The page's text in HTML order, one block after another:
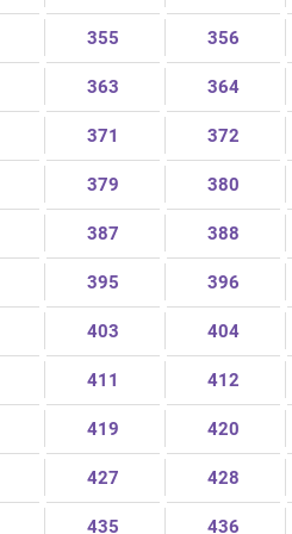
355 356
363 364
371 372
379 380
387 388
395 396
403 404
411 412
419 420
427 428
435 436